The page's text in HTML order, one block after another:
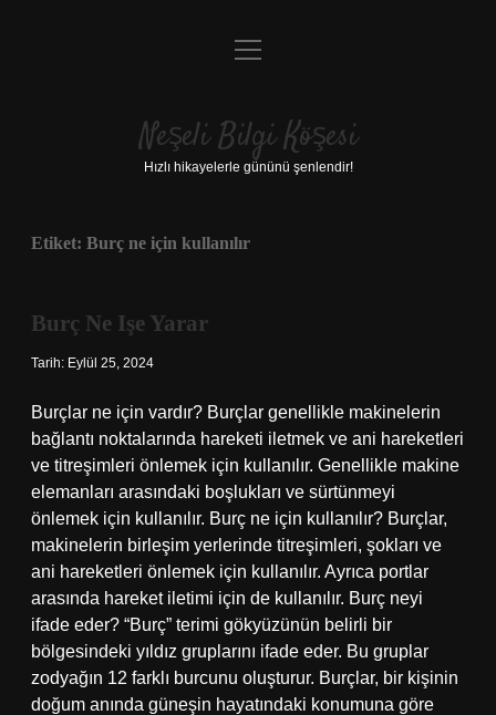
Anasayfa
Yasal Uyarı
menüyü
Neşeli Bilgi Köşesi
Hızlı hikayelerle gününü şenlendir!
Etiket: Burç ne için kullanılır
Burç Ne Işe Yarar
Tarih: Eylül 25, 2024
Burçlar ne için vardır? Burçlar genellikle makinelerin
bağlantı noktalarında hareketi iletmek ve ani hareketleri
ve titreşimleri önlemek için kullanılır. Genellikle makine
elemanları arasındaki boşlukları ve sürtünmeyi
önlemek için kullanılır. Burç ne için kullanılır? Burçlar,
makinelerin birleşim yerlerinde titreşimleri, şokları ve
ani hareketleri önlemek için kullanılır. Ayrıca portlar
arasında hareket iletimi için de kullanılır. Burç neyi
ifade eder? “Burç” terimi gökyüzünün belirli bir
bölgesindeki yıldız gruplarını ifade eder. Bu gruplar
zodyağın 12 farklı burcunu oluşturur. Burçlar, bir kişinin
doğum anında güneşin hayatındaki konumuna göre